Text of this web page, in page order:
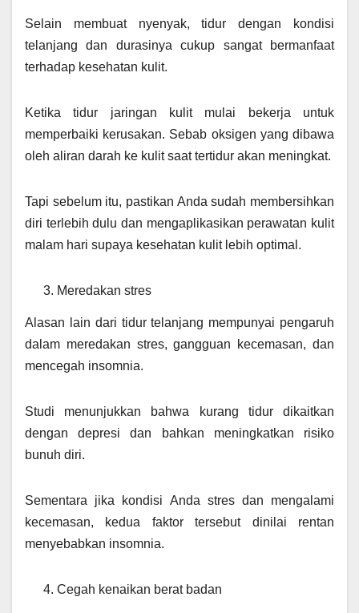
Selain membuat nyenyak, tidur dengan kondisi
telanjang dan durasinya cukup sangat bermanfaat
terhadap kesehatan kulit.
Ketika tidur jaringan kulit mulai bekerja untuk
memperbaiki kerusakan. Sebab oksigen yang dibawa
oleh aliran darah ke kulit saat tertidur akan meningkat.
Tapi sebelum itu, pastikan Anda sudah membersihkan
diri terlebih dulu dan mengaplikasikan perawatan kulit
malam hari supaya kesehatan kulit lebih optimal.
Meredakan stres
Alasan lain dari tidur telanjang mempunyai pengaruh
dalam meredakan stres, gangguan kecemasan, dan
mencegah insomnia.
Studi menunjukkan bahwa kurang tidur dikaitkan
dengan depresi dan bahkan meningkatkan risiko
bunuh diri.
Sementara jika kondisi Anda stres dan mengalami
kecemasan, kedua faktor tersebut dinilai rentan
menyebabkan insomnia.
Cegah kenaikan berat badan